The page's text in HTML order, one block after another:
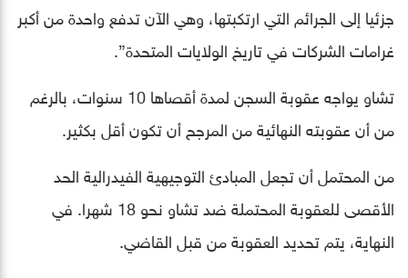
جزئيا إلى الجرائم التي ارتكبتها، وهي الآن تدفع واحدة من أكبر
غرامات الشركات في تاريخ الولايات المتحدة”.
تشاو يواجه عقوبة السجن لمدة أقصاها 10 سنوات، بالرغم
من أن عقوبته النهائية من المرجح أن تكون أقل بكثير.
من المحتمل أن تجعل المبادئ التوجيهية الفيدرالية الحد
الأقصى للعقوبة المحتملة ضد تشاو نحو 18 شهرا. في
النهاية، يتم تحديد العقوبة من قبل القاضي.